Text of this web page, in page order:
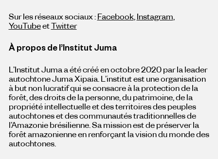
Sur les réseaux sociaux :Facebook, Instagram
YouTubeetTwitter
À propos de l’Institut Juma
L’Institut Juma a été créé en octobre 2020 par la leader
autochtone Juma Xipaia. L’institut est une organisation
à but non lucratif qui se consacre à la protection de la
forêt, des droits de la personne, du patrimoine, de la
propriété intellectuelle et des territoires des peuples
autochtones et des communautés traditionnelles de
l’Amazonie brésilienne. Sa mission est de préserver la
forêt amazonienne en renforçant la vision du monde des
autochtones.